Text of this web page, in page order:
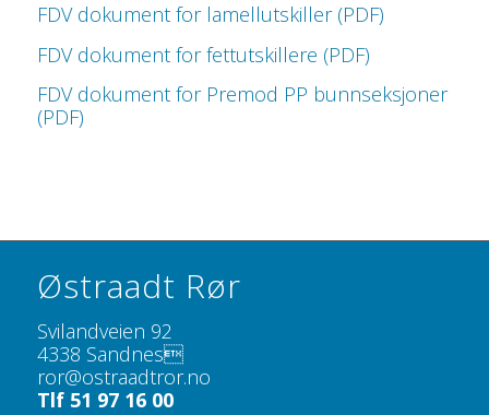
FDV dokument for lamellutskiller (PDF)
FDV dokument for fettutskillere (PDF)
FDV dokument for Premod PP bunnseksjoner
(PDF)
Østraadt Rør
Svilandveien 92
4338 Sandnes
ror@ostraadtror.no
Tlf 51 97 16 00